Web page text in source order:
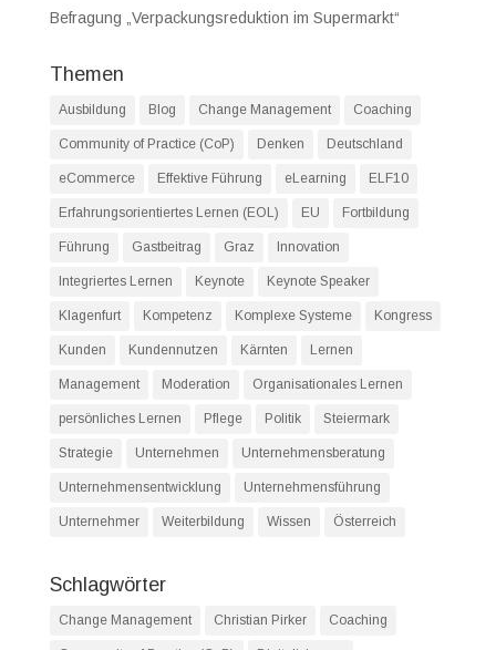
Befragung „Verpackungsreduktion im Supermarkt“
Themen
Ausbildung Blog Change Management Coaching
Community of Practice (CoP) Denken Deutschland
eCommerce Effektive Führung eLearning ELF10
Erfahrungsorientiertes Lernen (EOL) EU Fortbildung
Führung Gastbeitrag Graz Innovation
Integriertes Lernen Keynote Keynote Speaker
Klagenfurt Kompetenz Komplexe Systeme Kongress
Kunden Kundennutzen Kärnten Lernen
Management Moderation Organisationales Lernen
persönliches Lernen Pflege Politik Steiermark
Strategie Unternehmen Unternehmensberatung
Unternehmensentwicklung Unternehmensführung
Unternehmer Weiterbildung Wissen Österreich
Schlagwörter
Change Management Christian Pirker Coaching